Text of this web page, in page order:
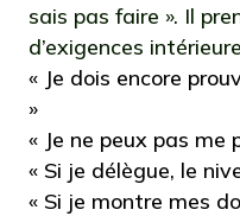
sais pas faire ». Il
d’exigences
« Je dois encore
»
« Je ne peux pas
« Si je délègue, le
« Si je montre mes